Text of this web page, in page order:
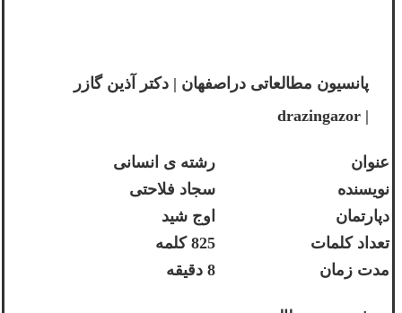
پانسیون مطالعاتی دراصفهان | دکتر آذین گازر
| drazingazor
عنوان
رشته ی انسانی
نویسنده
سجاد فلاحتی
دپارتمان
اوج شید
تعداد کلمات
825 کلمه
مدت زمان
8 دقیقه